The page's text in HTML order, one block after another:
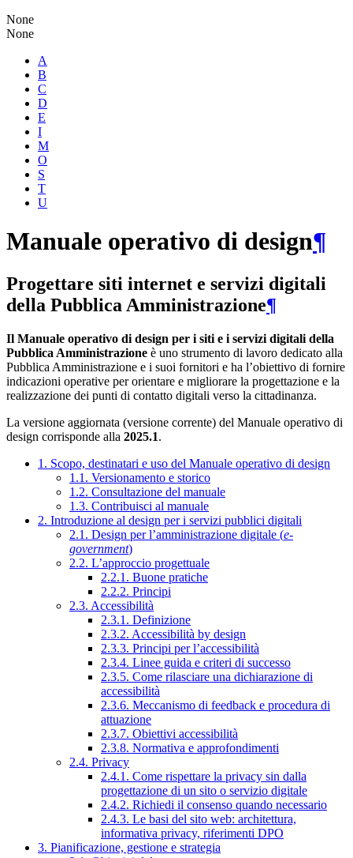
None
None
A
B
C
D
E
I
M
O
S
T
U
Manuale operativo di design¶
Progettare siti internet e servizi digitali
della Pubblica Amministrazione¶
Il Manuale operativo di design per i siti e i servizi digitali della
Pubblica Amministrazione è uno strumento di lavoro dedicato alla
Pubblica Amministrazione e i suoi fornitori e ha l’obiettivo di fornire
indicazioni operative per orientare e migliorare la progettazione e la
realizzazione dei punti di contatto digitali verso la cittadinanza.
La versione aggiornata (versione corrente) del Manuale operativo di
design corrisponde alla 2025.1.
1. Scopo, destinatari e uso del Manuale operativo di design
1.1. Versionamento e storico
1.2. Consultazione del manuale
1.3. Contribuisci al manuale
2. Introduzione al design per i servizi pubblici digitali
2.1. Design per l’amministrazione digitale (e-
government)
2.2. L’approccio progettuale
2.2.1. Buone pratiche
2.2.2. Principi
2.3. Accessibilità
2.3.1. Definizione
2.3.2. Accessibilità by design
2.3.3. Principi per l’accessibilità
2.3.4. Linee guida e criteri di successo
2.3.5. Come rilasciare una dichiarazione di
accessibilità
2.3.6. Meccanismo di feedback e procedura di
attuazione
2.3.7. Obiettivi accessibilità
2.3.8. Normativa e approfondimenti
2.4. Privacy
2.4.1. Come rispettare la privacy sin dalla
progettazione di un sito o servizio digitale
2.4.2. Richiedi il consenso quando necessario
2.4.3. Le basi del sito web: architettura,
informativa privacy, riferimenti DPO
3. Pianificazione, gestione e strategia